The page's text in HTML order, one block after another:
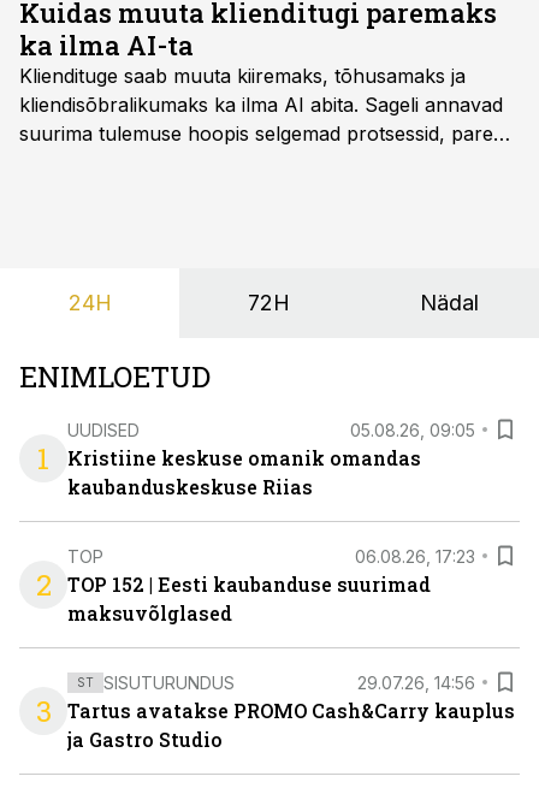
Kuidas muuta klienditugi paremaks
ka ilma AI-ta
Kliendituge saab muuta kiiremaks, tõhusamaks ja
kliendisõbralikumaks ka ilma AI abita. Sageli annavad
suurima tulemuse hoopis selgemad protsessid, parem
24H 72H Nädal
ENIMLOETUD
1
UUDISED 05.08.26, 09:05
Kristiine keskuse omanik omandas
kaubanduskeskuse Riias
2
TOP 06.08.26, 17:23
TOP 152 | Eesti kaubanduse suurimad
maksuvõlglased
3
ST SISUTURUNDUS 29.07.26, 14:56
Tartus avatakse PROMO Cash&Carry kauplus
ja Gastro Studio